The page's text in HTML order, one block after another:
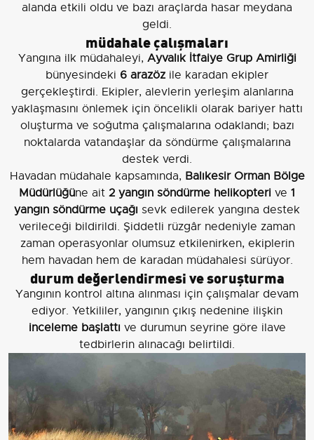
alanda etkili oldu ve bazı araçlarda hasar meydana
geldi.
müdahale çalışmaları
Yangına ilk müdahaleyi, Ayvalık İtfaiye Grup Amirliği
bünyesindeki 6 arazöz ile karadan ekipler
gerçekleştirdi. Ekipler, alevlerin yerleşim alanlarına
yaklaşmasını önlemek için öncelikli olarak bariyer hattı
oluşturma ve soğutma çalışmalarına odaklandı; bazı
noktalarda vatandaşlar da söndürme çalışmalarına
destek verdi.
Havadan müdahale kapsamında, Balıkesir Orman Bölge
Müdürlüğüne ait 2 yangın söndürme helikopteri ve 1
yangın söndürme uçağı sevk edilerek yangına destek
verileceği bildirildi. Şiddetli rüzgâr nedeniyle zaman
zaman operasyonlar olumsuz etkilenirken, ekiplerin
hem havadan hem de karadan müdahalesi sürüyor.
durum değerlendirmesi ve soruşturma
Yangının kontrol altına alınması için çalışmalar devam
ediyor. Yetkililer, yangının çıkış nedenine ilişkin
inceleme başlattı ve durumun seyrine göre ilave
tedbirlerin alınacağı belirtildi.